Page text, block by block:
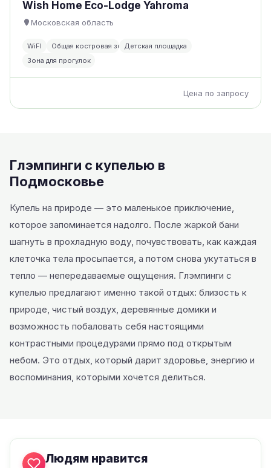
Wish Home Eco-Lodge Yahroma
Московская область
WiFI Общая костровая зонаДетская площадка
Зона для прогулок
Цена по запросу
Глэмпинги с купелью в
Подмосковье
Купель на природе — это маленькое приключение,
которое запоминается надолго. После жаркой бани
шагнуть в прохладную воду, почувствовать, как каждая
клеточка тела просыпается, а потом снова укутаться в
тепло — непередаваемые ощущения. Глэмпинги с
купелью предлагают именно такой отдых: близость к
природе, чистый воздух, деревянные домики и
возможность побаловать себя настоящими
контрастными процедурами прямо под открытым
небом. Это отдых, который дарит здоровье, энергию и
воспоминания, которыми хочется делиться.
Людям нравится